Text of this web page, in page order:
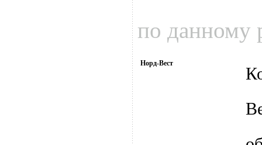
по данному
Норд-Вест